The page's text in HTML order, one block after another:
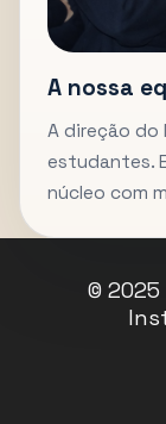
A nossa
A direção do
estudantes.
núcleo com
© 2025